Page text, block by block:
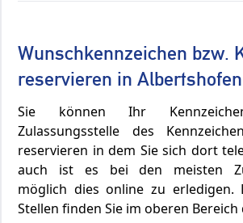
Wunschkennzeichen bzw.
reservieren in Albertshofen
Sie können Ihr
Zulassungsstelle des
reservieren in dem Sie sich dort
auch ist es bei den meisten
möglich dies online zu erledigen.
Stellen finden Sie im oberen Bereich